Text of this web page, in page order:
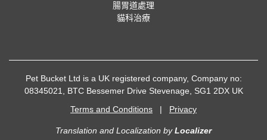
腸胃道處理
貓科治療
Pet Bucket Ltd is a UK registered company, Company no:
08345021, BTC Bessemer Drive Stevenage, SG1 2DX UK
Terms and Conditions | Privacy
Translation and Localization byLocalizer